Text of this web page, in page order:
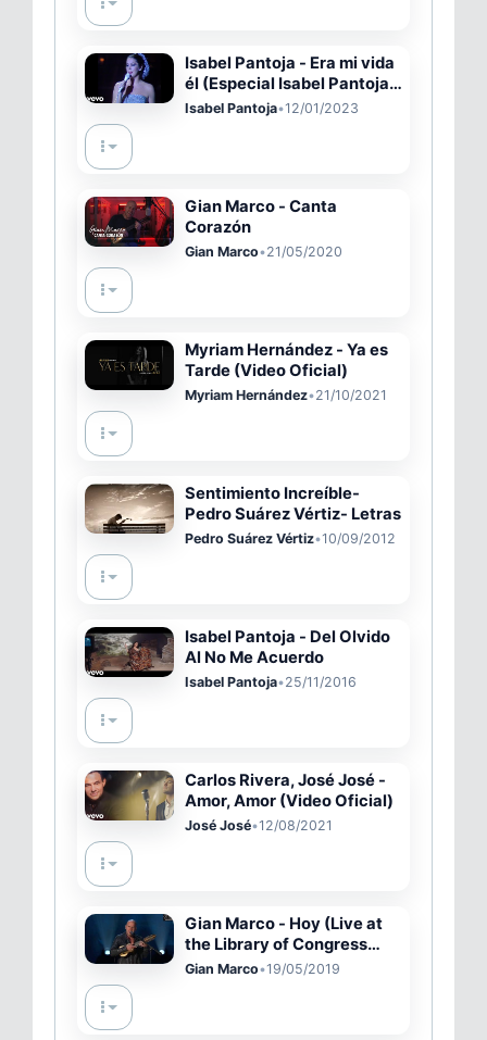
Isabel Pantoja - Era mi vida
él (Especial Isabel Pantoja
(TVE))
Isabel Pantoja•12/01/2023
Gian Marco - Canta
Corazón
Gian Marco•21/05/2020
Myriam Hernández - Ya es
Tarde (Video Oficial)
Myriam Hernández•21/10/2021
Sentimiento Increíble-
Pedro Suárez Vértiz- Letras
Pedro Suárez Vértiz•10/09/2012
Isabel Pantoja - Del Olvido
Al No Me Acuerdo
Isabel Pantoja•25/11/2016
Carlos Rivera, José José -
Amor, Amor (Video Oficial)
José José•12/08/2021
Gian Marco - Hoy (Live at
the Library of Congress
Gershwin Prize 2019)
Gian Marco•19/05/2019